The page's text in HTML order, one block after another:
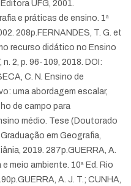
UFG, 2001.
e práticas de ensino. 1ª
208p. FERNANDES, T. G. et
recurso didático no Ensino
2, p. 96-109, 2018. DOI:
C. N. Ensino de
uma abordagem escalar,
de campo para
médio. Tese (Doutorado
em Geografia,
2019. 287p. GUERRA, A.
meio ambiente. 10ª Ed. Rio
GUERRA, A. J. T.; CUNHA,